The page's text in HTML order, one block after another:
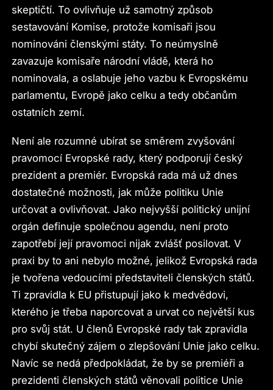
skeptičtí. To ovlivňuje už samotný způsob
sestavování Komise, protože komisaři jsou
nominováni členskými státy. To neúmyslně
zavazuje komisaře národní vládě, která ho
nominovala, a oslabuje jeho vazbu k Evropskému
parlamentu, Evropě jako celku a tedy občanům
ostatních zemí.
Není ale rozumné ubírat se směrem zvyšování
pravomocí Evropské rady, který podporují český
prezident a premiér. Evropská rada má už dnes
dostatečné možnosti, jak může politiku Unie
určovat a ovlivňovat. Jako nejvyšší politický unijní
orgán definuje společnou agendu, není proto
zapotřebí její pravomoci nijak zvlášť posilovat. V
praxi by to ani nebylo možné, jelikož Evropská rada
je tvořena vedoucími představiteli členských států.
Ti zpravidla k EU přistupují jako k medvědovi,
kterého je třeba naporcovat a urvat co největší kus
pro svůj stát. U členů Evropské rady tak zpravidla
chybí skutečný zájem o zlepšování Unie jako celku.
Navíc se nedá předpokládat, že by se premiéři a
prezidenti členských států věnovali politice Unie